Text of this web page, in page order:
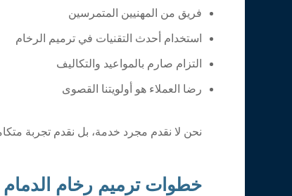
فريق من المهنيين المتمرسين
استخدام أحدث التقنيات في ترميم الرخام
التزام صارم بالمواعيد والتكاليف
رضا العملاء هو أولويتنا القصوى
نحن لا نقدم مجرد خدمة، بل نقدم تجربة
خطوات ترميم رخام الدمام